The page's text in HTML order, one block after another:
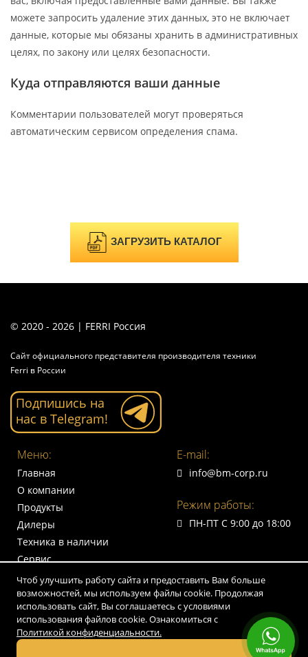
можете запросить удаление этих данных, это не включает
данные, которые мы обязаны хранить в административных
целях, по закону или целях безопасности.
Куда отправляются ваши данные
Комментарии пользователей могут проверяться
автоматическим сервисом определения спама.
ЗАГРУЗИТЬ КАТАЛОГ
© 2020 - 2026 | FERRI Россия
Сайт официального представителя производителя техники
Ferri в России
Подпишись на
нас в Telegram!
Меню:
Главная
О компании
Продукты
Дилеры
Техника в наличии
Сервис
Контакты
E-mail:
info@bm-corp.ru
Режим работы:
ПН-ПТ С 9:00 до 18:00
Адрес:
г. Ярославль, ул. Полушкина роща 16, стр. 71
Чтоб улучшить работу сайта и предоставить Вам больше
возможностей, мы используем файлы cookie. Продолжая
использовать сайт, Вы соглашаетесь с условиями
использования файлов cookie. Ознакомиться с
Политикой конфиденциальности.